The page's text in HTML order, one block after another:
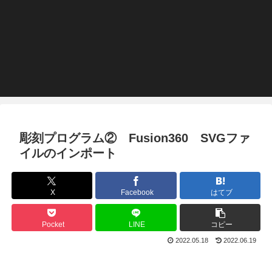
彫刻プログラム② Fusion360 SVGファ
イルのインポート
X Facebook はてブ
Pocket LINE コピー
2022.05.18 2022.06.19